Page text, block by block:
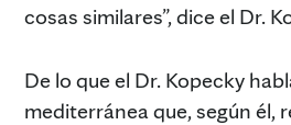
cosas similares”, dice el Dr.
De lo que el Dr. Kopecky
mediterránea que, según él,